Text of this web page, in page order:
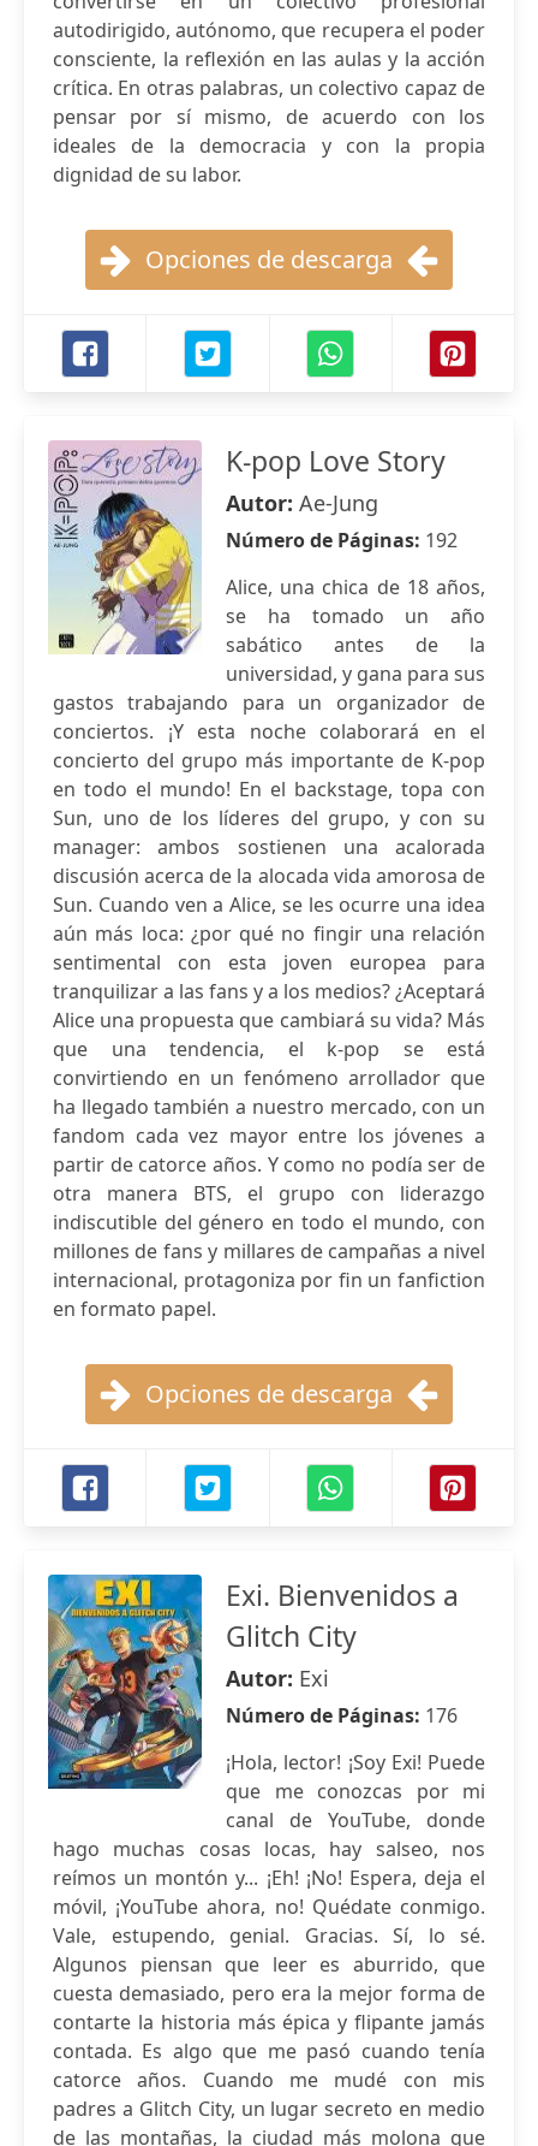
autodirigido, autónomo, que recupera el poder
consciente, la reflexión en las aulas y la acción
crítica. En otras palabras, un colectivo capaz de
pensar por sí mismo, de acuerdo con los
ideales de la democracia y con la propia
dignidad de su labor.
Opciones de descarga
K-pop Love Story
Autor: Ae-Jung
Número de Páginas: 192
Alice, una chica de 18 años,
se ha tomado un año
sabático antes de la
universidad, y gana para sus
gastos trabajando para un organizador de
conciertos. ¡Y esta noche colaborará en el
concierto del grupo más importante de K-pop
en todo el mundo! En el backstage, topa con
Sun, uno de los líderes del grupo, y con su
manager: ambos sostienen una acalorada
discusión acerca de la alocada vida amorosa de
Sun. Cuando ven a Alice, se les ocurre una idea
aún más loca: ¿por qué no fingir una relación
sentimental con esta joven europea para
tranquilizar a las fans y a los medios? ¿Aceptará
Alice una propuesta que cambiará su vida? Más
que una tendencia, el k-pop se está
convirtiendo en un fenómeno arrollador que
ha llegado también a nuestro mercado, con un
fandom cada vez mayor entre los jóvenes a
partir de catorce años. Y como no podía ser de
otra manera BTS, el grupo con liderazgo
indiscutible del género en todo el mundo, con
millones de fans y millares de campañas a nivel
internacional, protagoniza por fin un fanfiction
en formato papel.
Opciones de descarga
Exi. Bienvenidos a
Glitch City
Autor: Exi
Número de Páginas: 176
¡Hola, lector! ¡Soy Exi! Puede
que me conozcas por mi
canal de YouTube, donde
hago muchas cosas locas, hay salseo, nos
reímos un montón y... ¡Eh! ¡No! Espera, deja el
móvil, ¡YouTube ahora, no! Quédate conmigo.
Vale, estupendo, genial. Gracias. Sí, lo sé.
Algunos piensan que leer es aburrido, que
cuesta demasiado, pero era la mejor forma de
contarte la historia más épica y flipante jamás
contada. Es algo que me pasó cuando tenía
catorce años. Cuando me mudé con mis
padres a Glitch City, un lugar secreto en medio
de las montañas, la ciudad más molona que